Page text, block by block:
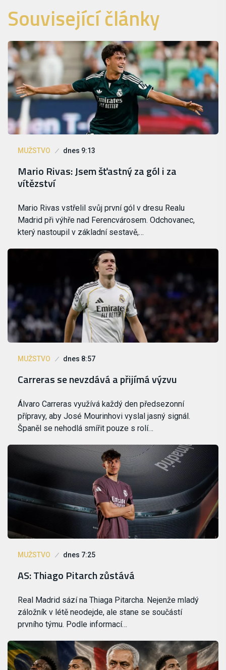
Související články
MUŽSTVO dnes 9:13
Mario Rivas: Jsem šťastný za gól i za
vítězství
Mario Rivas vstřelil svůj první gól v dresu Realu
Madrid při výhře nad Ferencvárosem. Odchovanec,
který nastoupil v základní sestavě,…
MUŽSTVO dnes 8:57
Carreras se nevzdává a přijímá výzvu
Álvaro Carreras využívá každý den předsezonní
přípravy, aby José Mourinhovi vyslal jasný signál.
Španěl se nehodlá smířit pouze s rolí…
MUŽSTVO dnes 7:25
AS: Thiago Pitarch zůstává
Real Madrid sází na Thiaga Pitarcha. Nejenže mladý
záložník v létě neodejde, ale stane se součástí
prvního týmu. Podle informací…